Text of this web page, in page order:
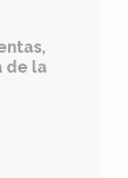
de la